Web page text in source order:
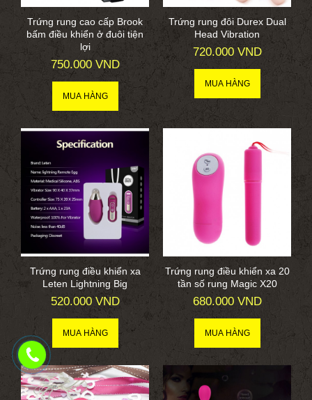
Trứng rung cao cấp Brook
bấm điều khiển ở đuôi tiện
lợi
750.000 VND
Trứng rung đôi Durex Dual
Head Vibration
720.000 VND
Trứng rung điều khiển xa
Leten Lightning Big
520.000 VND
Trứng rung điều khiển xa 20
tần số rung Magic X20
680.000 VND